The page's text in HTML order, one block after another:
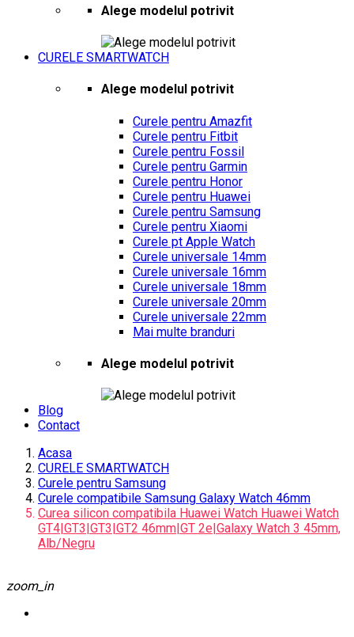
Alege modelul potrivit
CURELE SMARTWATCH
Alege modelul potrivit
Curele pentru Amazfit
Curele pentru Fitbit
Curele pentru Fossil
Curele pentru Garmin
Curele pentru Honor
Curele pentru Huawei
Curele pentru Samsung
Curele pentru Xiaomi
Curele pt Apple Watch
Curele universale 14mm
Curele universale 16mm
Curele universale 18mm
Curele universale 20mm
Curele universale 22mm
Mai multe branduri
Alege modelul potrivit
Blog
Contact
Acasa
CURELE SMARTWATCH
Curele pentru Samsung
Curele compatibile Samsung Galaxy Watch 46mm
Curea silicon compatibila Huawei Watch Huawei Watch
GT4|GT3|GT3|GT2 46mm|GT 2e|Galaxy Watch 3 45mm,
Alb/Negru
zoom_in